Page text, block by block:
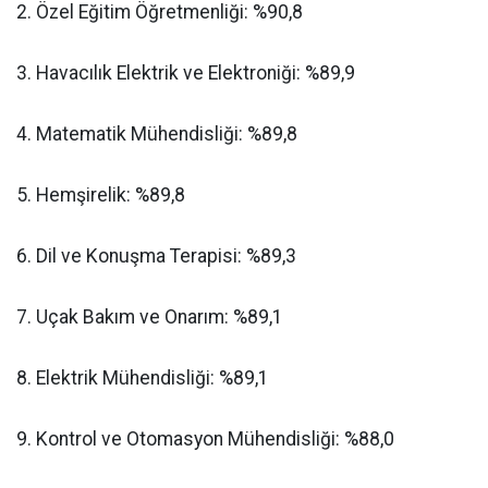
​2. Özel Eğitim Öğretmenliği: %90,8
​3. Havacılık Elektrik ve Elektroniği: %89,9
​4. Matematik Mühendisliği: %89,8
​5. Hemşirelik: %89,8
​6. Dil ve Konuşma Terapisi: %89,3
​7. Uçak Bakım ve Onarım: %89,1
​8. Elektrik Mühendisliği: %89,1
​9. Kontrol ve Otomasyon Mühendisliği: %88,0